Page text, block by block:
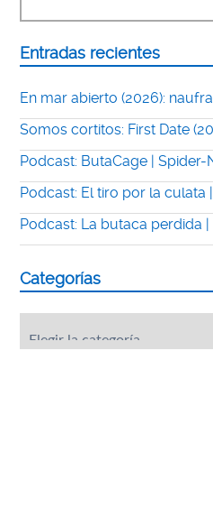
Entradas recientes
En mar abierto (2026):
Somos cortitos: First Date
Podcast: ButaCage | Spider-
Podcast: El tiro por la culata
Podcast: La butaca perdida
Categorías